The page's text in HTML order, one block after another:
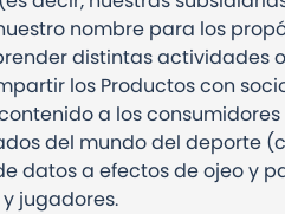
nombre para los
distintas actividades
los Productos con
a los
del mundo del deporte
datos a efectos de ojeo y
jugadores.